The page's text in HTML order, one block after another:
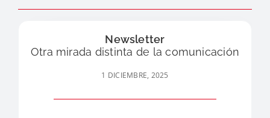
Newsletter
Otra mirada distinta de la comunicación
1 DICIEMBRE, 2025